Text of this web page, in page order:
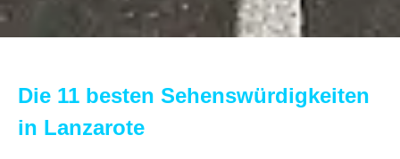
Die 11 besten Sehenswürdigkeiten
in Lanzarote